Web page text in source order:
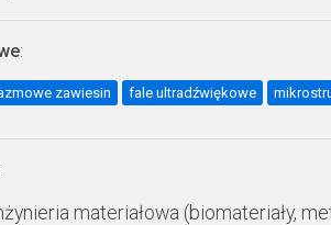
:
zawiesin fale ultradźwiękowe
materiałowa (biomateriały,